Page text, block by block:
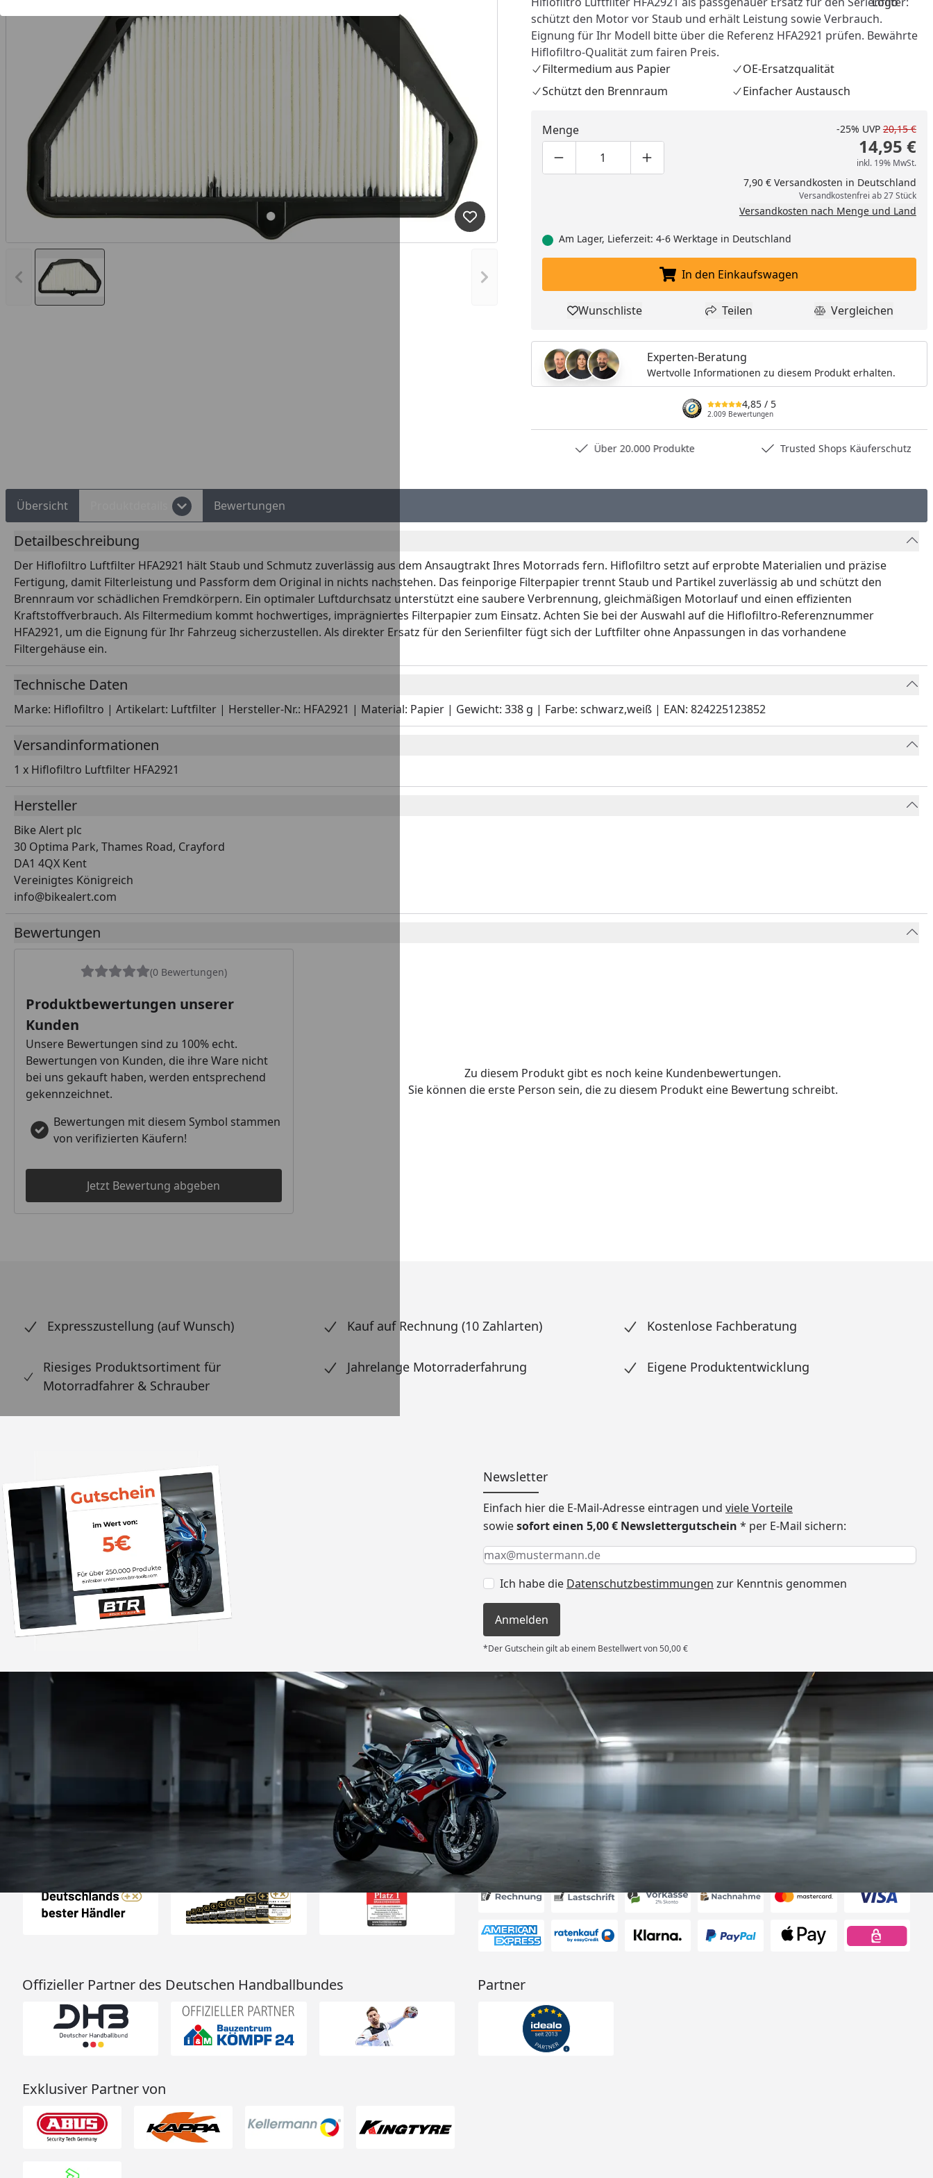
Vorheriges Bild anzeigen Nächstes Bild anzeigen
Produkt zur Wunschliste hinzufügen
schützt den Motor vor Staub und erhält Leistung sowie Verbrauch.
Eignung für Ihr Modell bitte über die Referenz HFA2921 prüfen. Bewährte
Hiflofiltro-Qualität zum fairen Preis.
Filtermedium aus Papier
OE-Ersatzqualität
Schützt den Brennraum
Einfacher Austausch
Menge
Produktmenge um eins verringern
Produktmenge manuell eingeben
Produktmenge um eins erhöhen
-25% UVP 20,15 €
14,95 €
inkl. 19% MwSt.
7,90 € Versandkosten in Deutschland
Versandkostenfrei ab 27 Stück
Versandkosten nach Menge und Land
Am Lager, Lieferzeit: 4-6 Werktage in Deutschland
In den Einkaufswagen legen
In den Einkaufswagen
Produkt zur Wunschliste hinzufügen
Wunschliste Teilen
Teilen Produkt
Vergleichen
Experten-Beratung
Wertvolle Informationen zu diesem Produkt erhalten.
4,85 / 5
2.009 Bewertungen
Über 20.000 Produkte Trusted Shops Käuferschutz
Übersicht Bewertungen
Detailbeschreibung
Der Hiflofiltro Luftfilter HFA2921 hält Staub und Schmutz zuverlässig aus dem Ansaugtrakt Ihres Motorrads fern. Hiflofiltro setzt auf erprobte Materialien und präzise
Fertigung, damit Filterleistung und Passform dem Original in nichts nachstehen. Das feinporige Filterpapier trennt Staub und Partikel zuverlässig ab und schützt den
Brennraum vor schädlichen Fremdkörpern. Ein optimaler Luftdurchsatz unterstützt eine saubere Verbrennung, gleichmäßigen Motorlauf und einen effizienten
Kraftstoffverbrauch. Als Filtermedium kommt hochwertiges, imprägniertes Filterpapier zum Einsatz. Achten Sie bei der Auswahl auf die Hiflofiltro-Referenznummer
HFA2921, um die Eignung für Ihr Fahrzeug sicherzustellen. Als direkter Ersatz für den Serienfilter fügt sich der Luftfilter ohne Anpassungen in das vorhandene
Filtergehäuse ein.
Technische Daten
Marke: Hiflofiltro | Artikelart: Luftfilter | Hersteller-Nr.: HFA2921 | Material: Papier | Gewicht: 338 g | Farbe: schwarz,weiß | EAN: 824225123852
Versandinformationen
1 x Hiflofiltro Luftfilter HFA2921
Hersteller
Bike Alert plc
30 Optima Park, Thames Road, Crayford
DA1 4QX Kent
Vereinigtes Königreich
info@bikealert.com
Bewertungen
(0 Bewertungen)
Produktbewertungen unserer
Kunden
Unsere Bewertungen sind zu 100% echt.
Bewertungen von Kunden, die ihre Ware nicht
bei uns gekauft haben, werden entsprechend
gekennzeichnet.
Bewertungen mit diesem Symbol stammen
von verifizierten Käufern!
Jetzt Bewertung abgeben
Zu diesem Produkt gibt es noch keine Kundenbewertungen.
Sie können die erste Person sein, die zu diesem Produkt eine Bewertung schreibt.
Expresszustellung (auf Wunsch) Kauf auf Rechnung (10 Zahlarten) Kostenlose Fachberatung
Riesiges Produktsortiment für
Motorradfahrer & Schrauber
Jahrelange Motorraderfahrung Eigene Produktentwicklung
Newsletter
Einfach hier die E-Mail-Adresse eintragen und viele Vorteile
sowiesofort einen 5,00 € Newslettergutschein * per E-Mail sichern:
Keine Eingabe erforderlich
Eingabe erforderlich
E-Mail *
Ich habe die Datenschutzbestimmungen zur Kenntnis genommen
Anmelden
*Der Gutschein gilt ab einem Bestellwert von 50,00 €
Bestellvorgang war unkompliziert
und der Versand ging flott – am
26.07. bestellt und am 31.07.
geliefert. Die Abdeckplane
entspricht genau der
Beschreibung und schützt
hervorragend. Absolute
Empfehlung!“
Versand
Auszeichnungen Akzeptierte Zahlungsarten
Offizieller Partner des Deutschen Handballbundes Partner
Exklusiver Partner von